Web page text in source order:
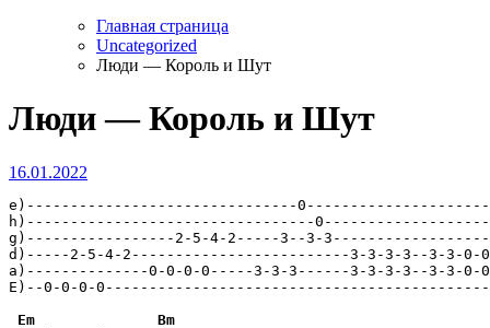
Главная страница
Uncategorized
Люди — Король и Шут
Люди — Король и Шут
16.01.2022
e)-------------------------------
h)---------------------------------
g)-----------------2-5-4-2-----3--3-
d)-----2-5-4-2-------------------------3-3-3-3--3-3-
a)--------------0-0-0-0-----3-3-3------3-3-3-3--3-3-
E)--0-0-0-
Em
Bm